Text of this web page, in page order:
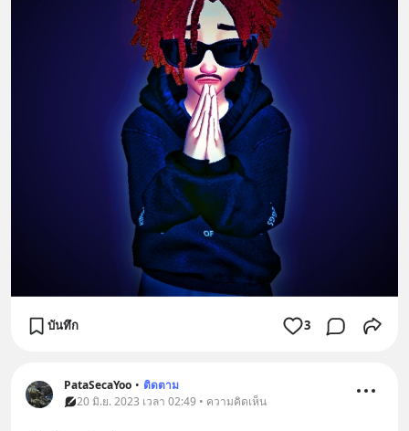
บันทึก 3
PataSecaYoo • ติดตาม
20 มิ.ย. 2023 เวลา 02:49 • ความคิดเห็น